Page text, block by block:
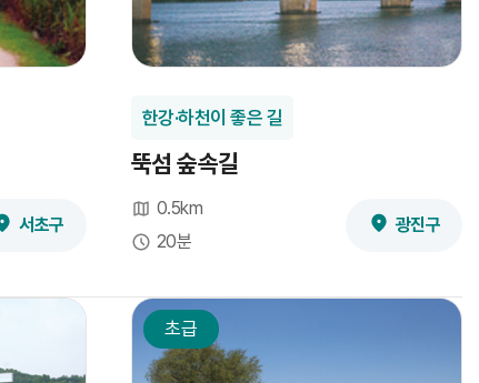
서초구
한강·하천이 좋은 길
뚝섬 숲속길
0.5km
20분
광진구
초급